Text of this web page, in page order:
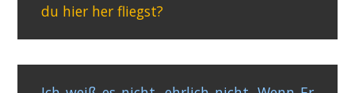
du hier her fliegst?